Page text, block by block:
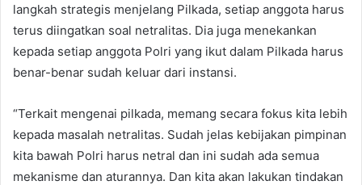
langkah strategis menjelang Pilkada, setiap anggota harus
terus diingatkan soal netralitas. Dia juga menekankan
kepada setiap anggota Polri yang ikut dalam Pilkada harus
benar-benar sudah keluar dari instansi.
“Terkait mengenai pilkada, memang secara fokus kita lebih
kepada masalah netralitas. Sudah jelas kebijakan pimpinan
kita bawah Polri harus netral dan ini sudah ada semua
mekanisme dan aturannya. Dan kita akan lakukan tindakan